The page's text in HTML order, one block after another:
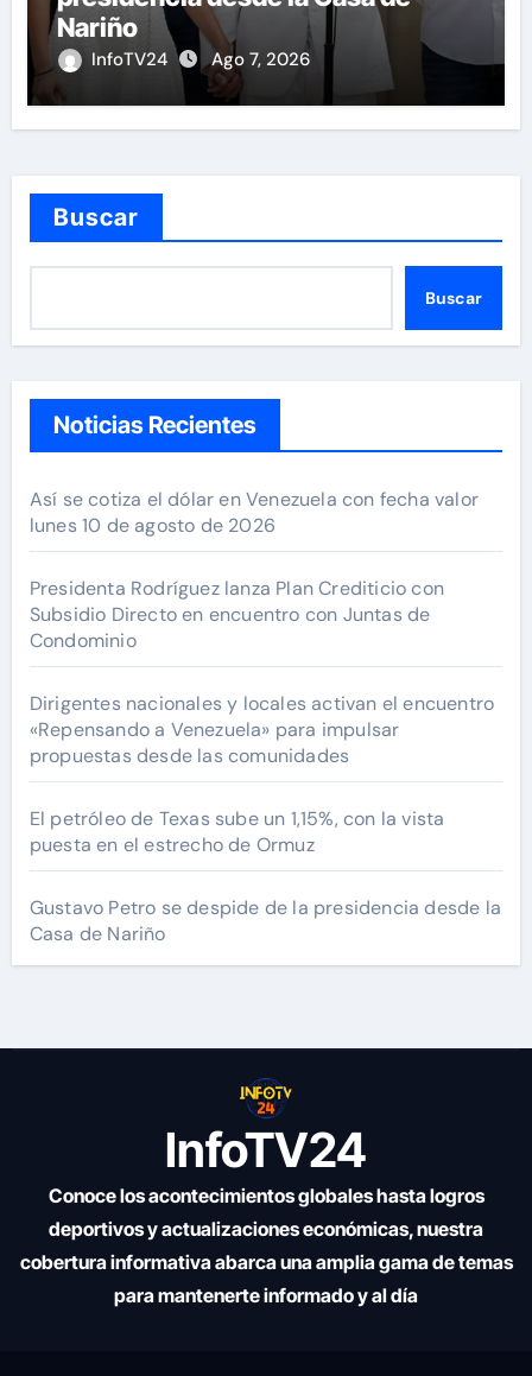
Nariño
InfoTV24 Ago 7, 2026
Buscar
Buscar
Noticias Recientes
Así se cotiza el dólar en Venezuela con fecha valor
lunes 10 de agosto de 2026
Presidenta Rodríguez lanza Plan Crediticio con
Subsidio Directo en encuentro con Juntas de
Condominio
Dirigentes nacionales y locales activan el encuentro
«Repensando a Venezuela» para impulsar
propuestas desde las comunidades
El petróleo de Texas sube un 1,15%, con la vista
puesta en el estrecho de Ormuz
Gustavo Petro se despide de la presidencia desde la
Casa de Nariño
InfoTV24
Conoce los acontecimientos globales hasta logros
deportivos y actualizaciones económicas, nuestra
cobertura informativa abarca una amplia gama de temas
para mantenerte informado y al día